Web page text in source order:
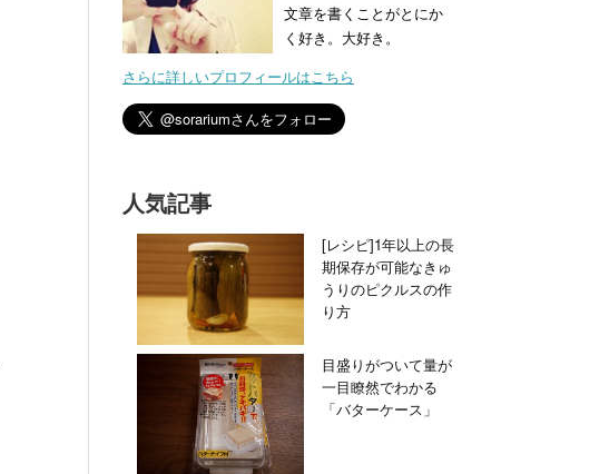
文章を書くことがとにか
く好き。大好き。
さらに詳しいプロフィールはこちら
人気記事
[レシピ]1年以上の長
期保存が可能なきゅ
うりのピクルスの作
り方
目盛りがついて量が
一目瞭然でわかる
「バターケース」